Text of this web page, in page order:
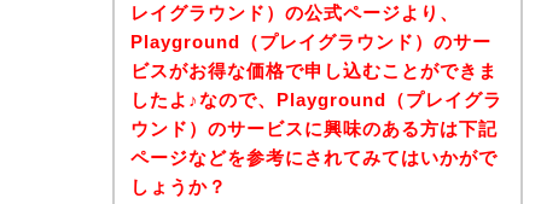
レイグラウンド）の公式ページより、
Playground（プレイグラウンド）のサー
ビスがお得な価格で申し込むことができま
したよ♪なので、Playground（プレイグラ
ウンド）のサービスに興味のある方は下記
ページなどを参考にされてみてはいかがで
しょうか？